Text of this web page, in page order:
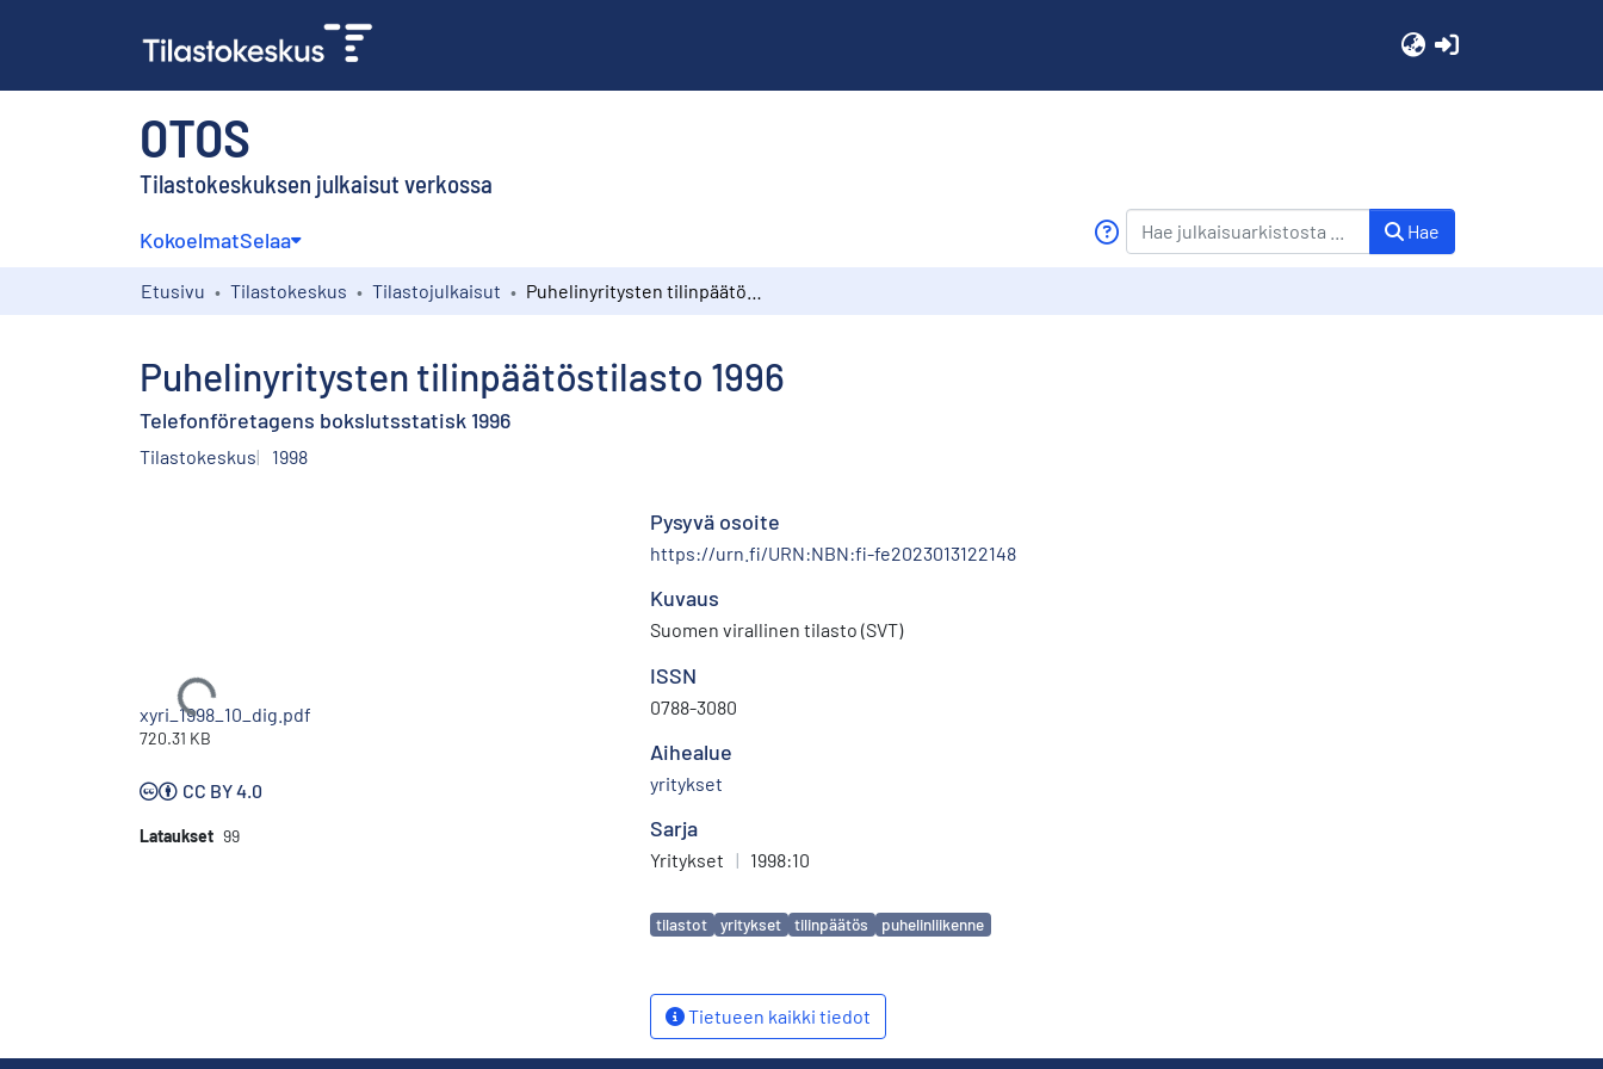
OTOS
Tilastokeskuksen julkaisut verkossa
KokoelmatSelaa Hae
Etusivu Tilastokeskus Tilastojulkaisut
Puhelinyritysten tilinpäätöstilasto 1996
Telefonföretagens bokslutsstatisk 1996
Tilastokeskus 1998
Ladataan...
xyri_1998_10_dig.pdf
720.31 KB
CC BY 4.0
Lataukset 99
Pysyvä osoite
https://urn.fi/URN:NBN:fi-fe2023013122148
Kuvaus
Suomen virallinen tilasto (SVT)
ISSN
0788-3080
Aihealue
yritykset
Sarja
Yritykset | 1998:10
Avainsanat
tilastot yritykset tilinpäätös puhelinliikenne
Tietueen kaikki tiedot